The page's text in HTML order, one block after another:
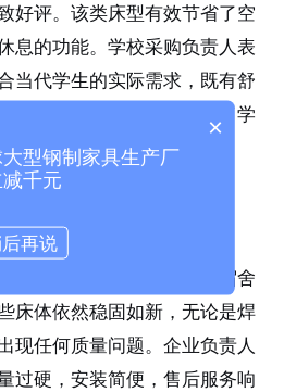
好评。该类床型有效节省了空
息的功能。学校采购负责人表
当代学生的实际需求，既有舒
的学习区域，极大地方便了学
质量稳固，售后及时
舍时，选择了丰龙生产的宿舍
床体依然稳固如新，无论是焊
现任何质量问题。企业负责人
过硬，安装简便，售后服务响
×
型钢制家具生产厂
千元
再说